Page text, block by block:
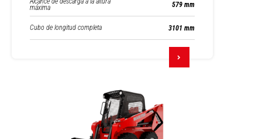
máxima 579 mm
Cubo de longitud completa 3101 mm